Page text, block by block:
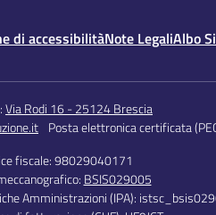
di accessibilitàNote LegaliAlbo
Via Rodi 16 - 25124 Brescia
Posta elettronica certificata
fiscale: 98029040171
BSIS029005
Amministrazioni (IPA):